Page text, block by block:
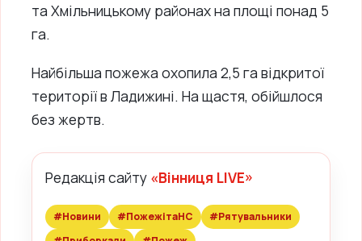
та Хмільницькому районах на площі понад 5
га.
Найбільша пожежа охопила 2,5 га відкритої
території в Ладижині. На щастя, обійшлося
без жертв.
Редакція сайту «Вінниця LIVE»
#Новини #ПожежітаНС
#Рятувальники